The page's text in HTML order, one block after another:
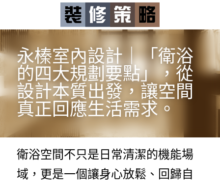
永榛室內設計｜「衛浴
的四大規劃要點」，從
設計本質出發，讓空間
真正回應生活需求。
衛浴空間不只是日常清潔的機能場
域，更是一個讓身心放鬆、回歸自